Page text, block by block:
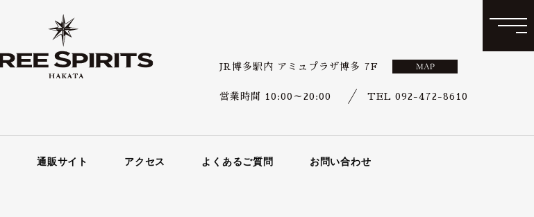
JR博多駅内 アミュプラザ博多 7F
営業時間 10:00～20:00 TEL 092-472-8610
通販サイト アクセス よくあるご質問 お問い合わせ